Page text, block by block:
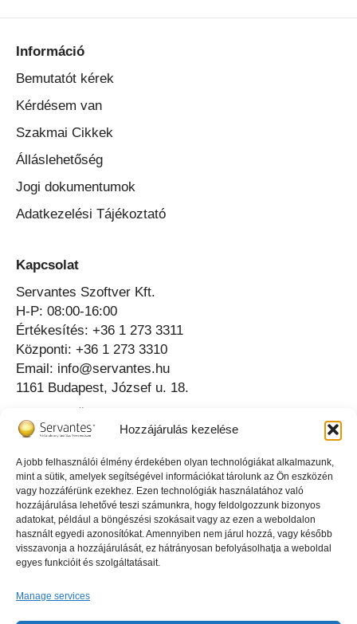
Hozzájárulás kezelése
A jobb felhasználói élmény érdekében olyan technológiákat alkalmazunk,
mint a sütik, amelyek segítségével információkat tárolunk az Ön eszközén
vagy hozzáférünk ezekhez. Ezen technológiák használatához való
hozzájárulása lehetővé teszi számunkra, hogy feldolgozzunk bizonyos
adatokat, például a böngészési szokásait vagy az ezen a weboldalon
használt egyedi azonosítókat. Amennyiben nem járul hozzá, vagy később
visszavonja a hozzájárulását, ez hátrányosan befolyásolhatja a weboldal
egyes funkcióit és szolgáltatásait.
Manage services
Információ
Bemutatót kérek
Kérdésem van
Szakmai Cikkek
Álláslehetőség
Jogi dokumentumok
Adatkezelési Tájékoztató
Kapcsolat
Servantes Szoftver Kft.
H-P: 08:00-16:00
Értékesítés: +36 1 273 3311
Központi: +36 1 273 3310
Email: info@servantes.hu
1161 Budapest, József u. 18.
Online Ügyfélszolgálat ⟶
Az igazgató tud erről